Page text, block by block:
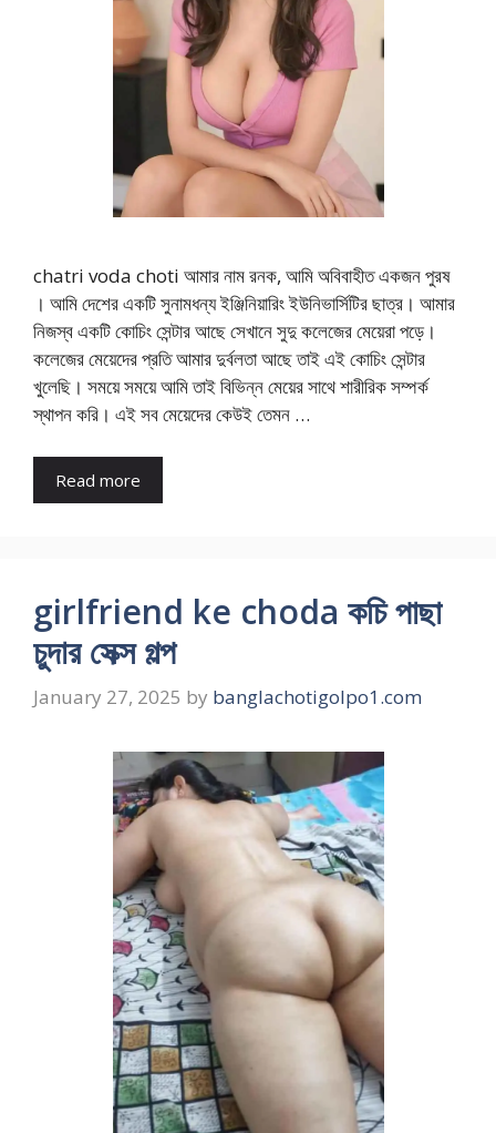
chatri voda choti আমার নাম রনক, আমি অবিবাহীত একজন পুরষ
। আমি দেশের একটি সুনামধন্য ইঞ্জিনিয়ারিং ইউনিভার্সিটির ছাত্র। আমার
নিজস্ব একটি কোচিং সেন্টার আছে সেখানে সুদু কলেজের মেয়েরা পড়ে।
কলেজের মেয়েদের প্রতি আমার দুর্বলতা আছে তাই এই কোচিং সেন্টার
খুলেছি। সময়ে সময়ে আমি তাই বিভিন্ন মেয়ের সাথে শারীরিক সম্পর্ক
স্থাপন করি। এই সব মেয়েদের কেউই তেমন …
Read more
girlfriend ke choda কচি পাছা
চুদার সেক্স গল্প
January 27, 2025 by banglachotigolpo1.com